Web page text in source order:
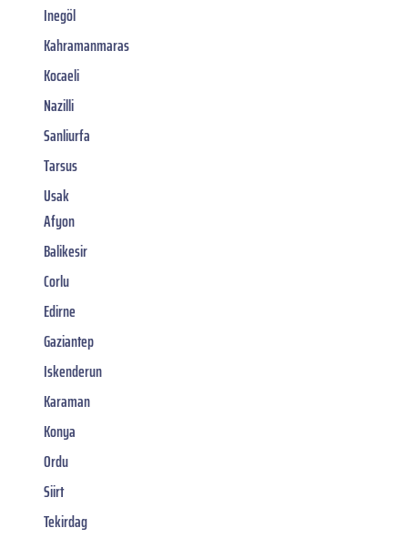
Inegöl
Kahramanmaras
Kocaeli
Nazilli
Sanliurfa
Tarsus
Usak
Afyon
Balikesir
Corlu
Edirne
Gaziantep
Iskenderun
Karaman
Konya
Ordu
Siirt
Tekirdag